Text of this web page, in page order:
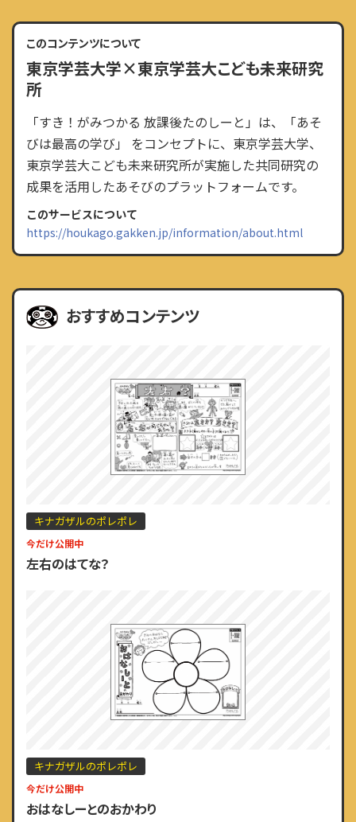
このコンテンツについて
東京学芸大学×東京学芸大こども未来研究
所
「すき！がみつかる 放課後たのしーと」は、「あそ
びは最高の学び」 をコンセプトに、東京学芸大学、
東京学芸大こども未来研究所が実施した共同研究の
成果を活用したあそびのプラットフォームです。
このサービスについて
https://houkago.gakken.jp/information/about.html
おすすめコンテンツ
キナガザルのポレポレ
今だけ公開中
左右のはてな？
キナガザルのポレポレ
今だけ公開中
おはなしーとのおかわり